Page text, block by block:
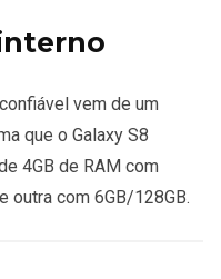
vem de um
que o Galaxy S8
4GB de RAM com
outra com 6GB/128GB.